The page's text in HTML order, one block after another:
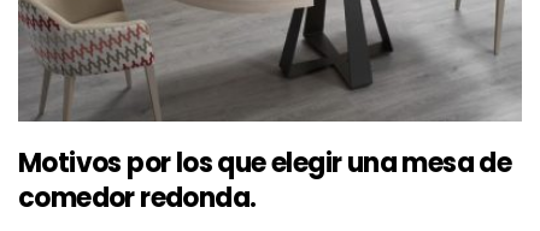
Motivos por los que elegir una mesa de
comedor redonda.